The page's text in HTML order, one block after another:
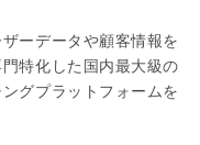
ーデータや顧客情報を
特化した国内最大級の
グプラットフォームを